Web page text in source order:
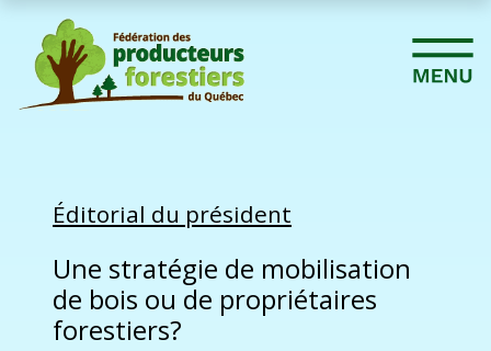
Éditorial du président
Une stratégie de mobilisation
de bois ou de propriétaires
forestiers?